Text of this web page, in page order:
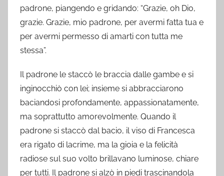
padrone, piangendo e gridando: “Grazie, oh Dio,
grazie. Grazie, mio padrone, per avermi fatta tua e
per avermi permesso di amarti con tutta me
stessa”.
Il padrone le staccò le braccia dalle gambe e si
inginocchiò con lei; insieme si abbracciarono
baciandosi profondamente, appassionatamente,
ma soprattutto amorevolmente. Quando il
padrone si staccò dal bacio, il viso di Francesca
era rigato di lacrime, ma la gioia e la felicità
radiose sul suo volto brillavano luminose, chiare
per tutti. Il padrone si alzò in piedi trascinandola